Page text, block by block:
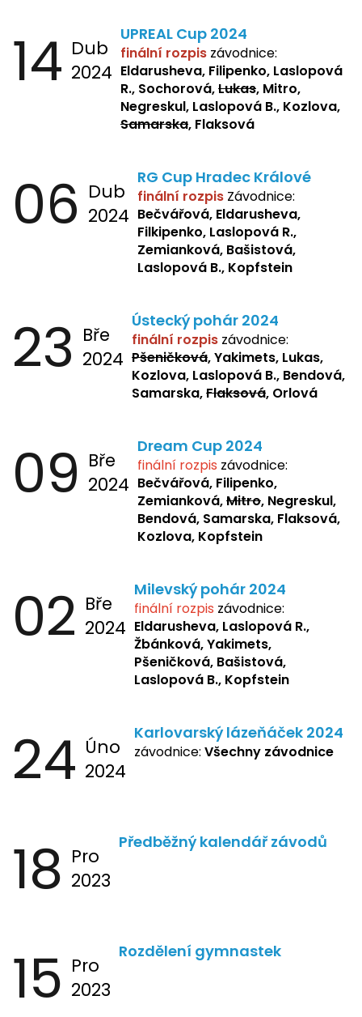
14 Dub
2024
UPREAL Cup 2024
finální rozpis závodnice:
Eldarusheva, Filipenko, Laslopová
R., Sochorová,Lukas, Mitro,
Negreskul, Laslopová B., Kozlova,
Samarska, Flaksová
06 Dub
2024
RG Cup Hradec Králové
finální rozpis Závodnice:
Bečvářová, Eldarusheva,
Filkipenko, Laslopová R.,
Zemianková, Bašistová,
Laslopová B., Kopfstein
23 Bře
2024
Ústecký pohár 2024
finální rozpis závodnice:
Pšeničková, Yakimets, Lukas,
Kozlova, Laslopová B., Bendová,
Samarska,Flaksová, Orlová
09 Bře
2024
Dream Cup 2024
finální rozpis závodnice:
Bečvářová, Filipenko,
Zemianková,Mitro, Negreskul,
Bendová, Samarska, Flaksová,
Kozlova, Kopfstein
02 Bře
2024
Milevský pohár 2024
finální rozpis závodnice:
Eldarusheva, Laslopová R.,
Žbánková, Yakimets,
Pšeničková, Bašistová,
Laslopová B., Kopfstein
24 Úno
2024
Karlovarský lázeňáček 2024
závodnice: Všechny závodnice
18 Pro
2023
Předběžný kalendář závodů
15 Pro
2023
Rozdělení gymnastek